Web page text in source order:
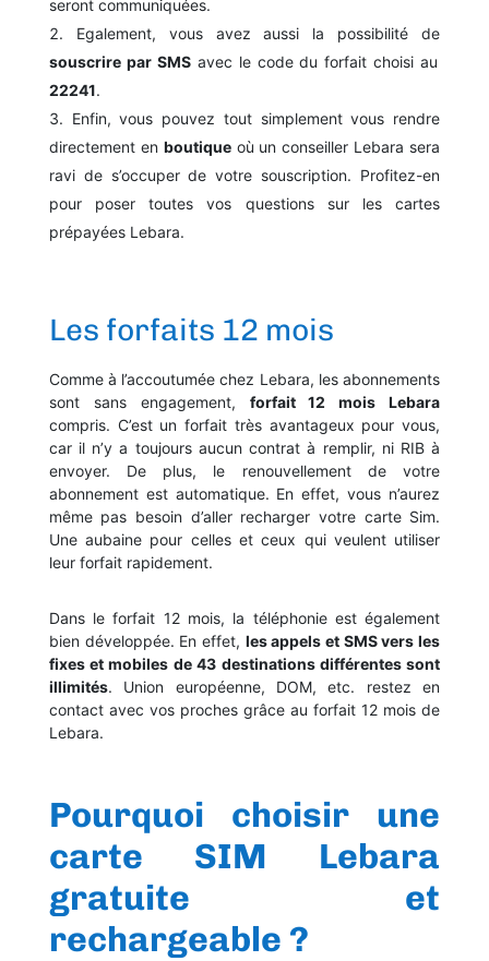
seront communiquées.
Egalement, vous avez aussi la possibilité de
souscrire par SMSavec le code du forfait choisi au
22241.
Enfin, vous pouvez tout simplement vous rendre
directement en boutiqueoù un conseiller Lebara sera
ravi de s’occuper de votre souscription. Profitez-en
pour poser toutes vos questions sur les cartes
prépayées Lebara.
Les forfaits 12 mois
Comme à l’accoutumée chez Lebara, les abonnements
sont sans engagement, forfait 12 mois Lebara
compris. C’est un forfait très avantageux pour vous,
car il n’y a toujours aucun contrat à remplir, ni RIB à
envoyer. De plus, le renouvellement de votre
abonnement est automatique. En effet, vous n’aurez
même pas besoin d’aller recharger votre carte Sim.
Une aubaine pour celles et ceux qui veulent utiliser
leur forfait rapidement.
Dans le forfait 12 mois, la téléphonie est également
bien développée. En effet, les appels et SMS vers les
fixes et mobiles de 43 destinations différentes sont
illimités. Union européenne, DOM, etc. restez en
contact avec vos proches grâce au forfait 12 mois de
Lebara.
Pourquoi choisir une
carte SIM Lebara
gratuite et
rechargeable ?